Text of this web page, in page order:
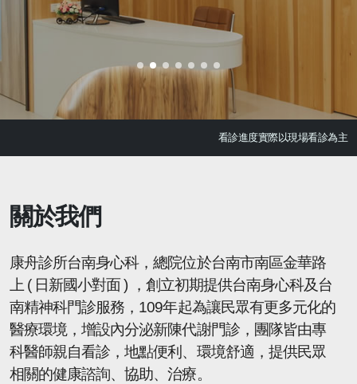
看診進度實際以現場看診為主
關於我們
康舟診所台南身心科，總院位於台南市南區金華路
上 ( 日新國小對面 ) ，創立初期提供台南身心科及台
南精神科門診服務，109年起為讓民眾有更多元化的
醫療環境，增設內分泌新陳代謝門診，團隊皆由專
科醫師親自看診，地點便利、環境舒適，提供民眾
相關的健康諮詢、協助、治療。